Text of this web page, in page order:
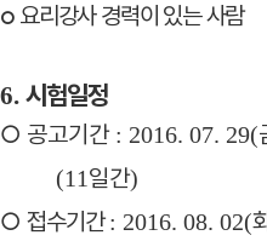
○ 요리강사 경력이 있는 사람
6. 시험일정
○ 공고기간 : 2016. 07. 29(
(11일간)
○ 접수기간: 2016. 08. 02(